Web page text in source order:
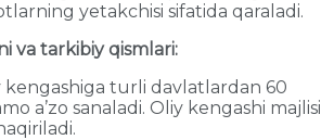
yetakchisi sifatida qaraladi.
va tarkibiy qismlari:
kengashiga turli davlatlardan 60
a’zo sanaladi. Oliy kengashi majlisi